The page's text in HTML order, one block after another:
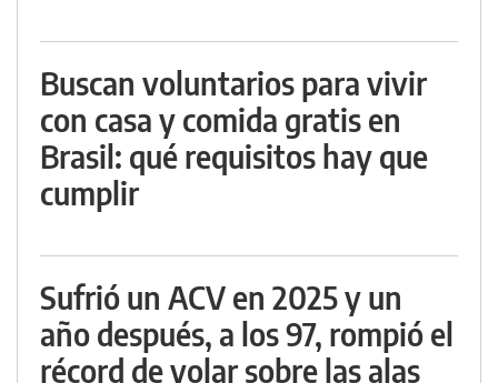
Buscan voluntarios para vivir
con casa y comida gratis en
Brasil: qué requisitos hay que
cumplir
Sufrió un ACV en 2025 y un
año después, a los 97, rompió el
récord de volar sobre las alas